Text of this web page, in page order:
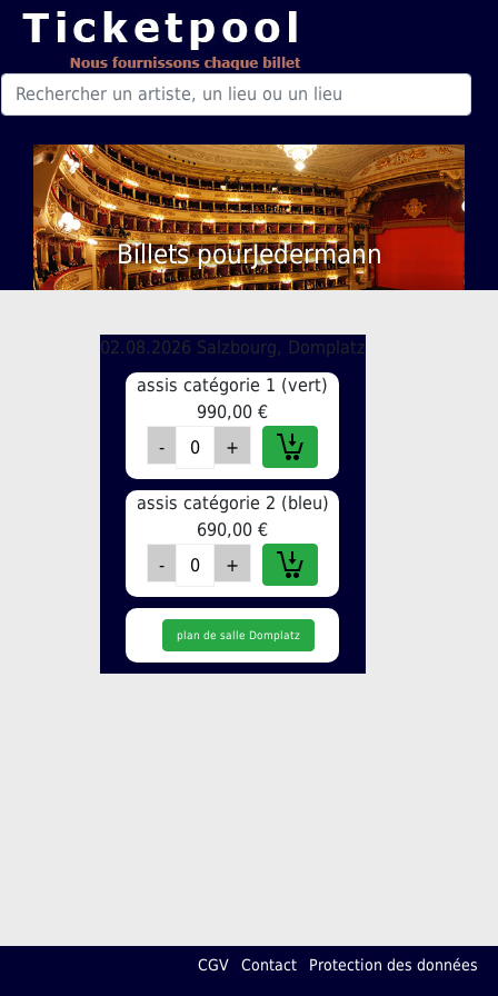
Billets pourJedermann
02.08.2026 Salzbourg, Domplatz
assis catégorie 1 (vert)
990,00 €
assis catégorie 2 (bleu)
690,00 €
plan de salle Domplatz
CGV Contact Protection des données